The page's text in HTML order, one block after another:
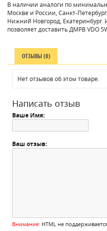
В наличии аналоги по
Москве и России, Санкт-
Нижний Новгород, Екатеринбург.
позволяет доставить ДМРВ VDO
ОТЗЫВЫ (0)
Нет отзывов об этом товаре.
Написать отзыв
Ваше Имя:
Ваш отзыв:
Внимание: HTML не